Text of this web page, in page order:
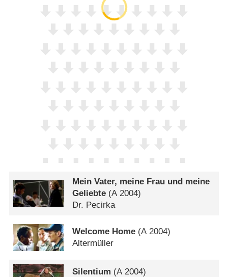
Mein Vater, meine Frau und meine
Geliebte (A2004)
Dr. Pecirka
Welcome Home (A2004)
Altermüller
Silentium (A 2004)